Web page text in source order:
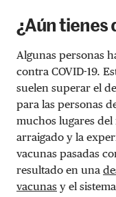
¿Aún tienes
Algunas personas
contra COVID-19.
suelen superar el
para las personas
muchos lugares
arraigado y la
vacunas pasadas
resultado en una
vacunas y el